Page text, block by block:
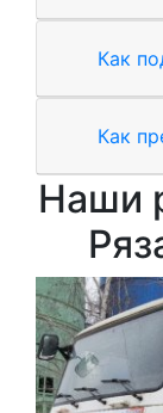
Как
Как
Наши